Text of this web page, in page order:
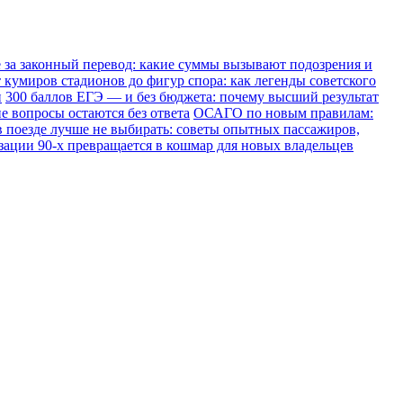
за законный перевод: какие суммы вызывают подозрения и
стадионов до фигур спора: как легенды советского
300 баллов ЕГЭ — и без бюджета: почему высший результат
вопросы остаются без ответа ОСАГО по новым правилам:
поезде лучше не выбирать: советы опытных пассажиров,
90-х превращается в кошмар для новых владельцев